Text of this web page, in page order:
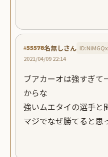
#55578名無しさん
2021/04/09 22:14
ブアカーオは強すぎて
からな
強いムエタイの選手と
マジでなぜ勝てると思